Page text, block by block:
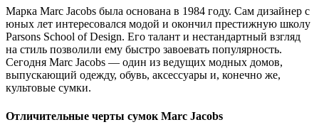
Марка Marc Jacobs была основана в 1984 году. Сам дизайнер с
юных лет интересовался модой и окончил престижную школу
Parsons School of Design. Его талант и нестандартный взгляд
на стиль позволили ему быстро завоевать популярность.
Сегодня Marc Jacobs — один из ведущих модных домов,
выпускающий одежду, обувь, аксессуары и, конечно же,
культовые сумки.
Отличительные черты сумок Marc Jacobs